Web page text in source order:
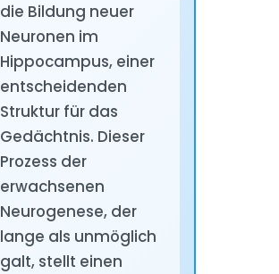
die Bildung neuer
Neuronen im
Hippocampus, einer
entscheidenden
Struktur für das
Gedächtnis. Dieser
Prozess der
erwachsenen
Neurogenese, der
lange als unmöglich
galt, stellt einen